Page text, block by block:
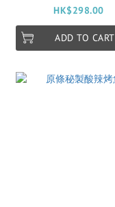
HK$298.00
ADD TO CART